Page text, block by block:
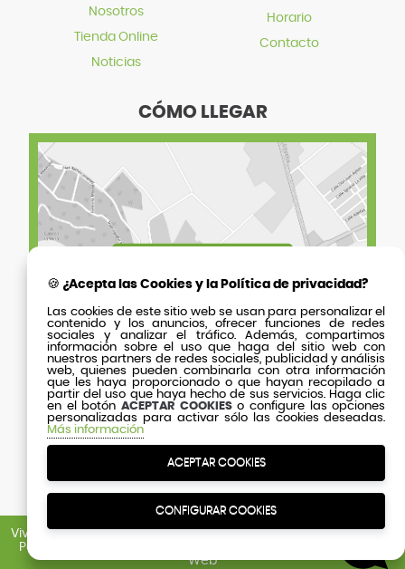
Nosotros
Tienda Online
Noticias
Horario
Contacto
CÓMO LLEGAR
Viveros Murcia· 2026 © Viveros Murcia Soc. Coop. ·Aviso Legal
Política de Cookies
Web
🍪 ¿Acepta las Cookies y la Política de privacidad?
Las cookies de este sitio web se usan para personalizar el
contenido y los anuncios, ofrecer funciones de redes
sociales y analizar el tráfico. Además, compartimos
información sobre el uso que haga del sitio web con
nuestros partners de redes sociales, publicidad y análisis
web, quienes pueden combinarla con otra información
que les haya proporcionado o que hayan recopilado a
partir del uso que haya hecho de sus servicios. Haga clic
en el botónACEPTAR COOKIESo configure las opciones
personalizadas para activar sólo las cookies deseadas.
Más información
ACEPTAR COOKIES
CONFIGURAR COOKIES